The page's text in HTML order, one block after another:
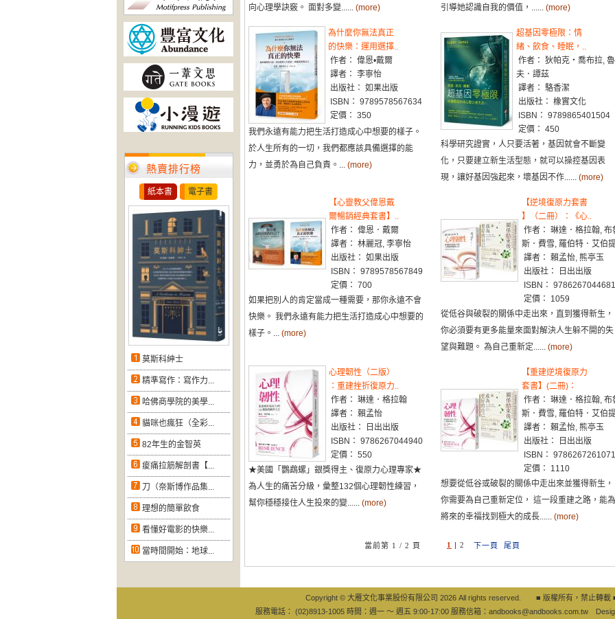
熱賣排行榜
紙本書 電子書
莫斯科紳士
精準寫作：寫作力...
哈佛商學院的美學...
貓咪也瘋狂（全彩...
82年生的金智英
痠痛拉筋解剖書【...
刀（奈斯博作品集...
理想的簡單飲食
看懂好電影的快樂...
當時間開始：地球...
向心理學訣竅。 面對多變...... (more)
引導她認識自我的價值，...... (more)
為什麼你無法真正
的快樂：運用選擇..
作者： 偉恩•戴爾
譯者： 李寧怡
出版社： 如果出版
ISBN： 9789578567634
定價： 350
我們永遠有能力把生活打造成心中想要的樣子。
於人生所有的一切，我們都應該具備選擇的能
力，並勇於為自己負責。... (more)
超基因零極限：情
緒、飲食、睡眠，..
作者： 狄帕克‧喬布拉,
夫．譚茲
譯者： 駱香潔
出版社： 橡實文化
ISBN： 9789865401504
定價： 450
科學研究證實，人只要活著，基因就會不斷變
化，只要建立新生活型態，就可以操控基因表
現，讓好基因強起來，壞基因不作...... (more)
【心靈教父偉恩戴
爾暢銷經典套書】..
作者： 偉恩．戴爾
譯者： 林麗冠, 李寧怡
出版社： 如果出版
ISBN： 9789578567849
定價： 700
如果把別人的肯定當成一種需要，那你永遠不會
快樂。 我們永遠有能力把生活打造成心中想要的
樣子。... (more)
【逆境復原力套書
】（二冊）：《心..
作者： 琳達．格拉翰, 布
斯．費雪, 羅伯特．艾伯
譯者： 賴孟怡, 熊亭玉
出版社： 日出出版
ISBN： 9786267044681
定價： 1059
從低谷與破裂的關係中走出來，直到獲得新生，
你必須要有更多能量來面對解決人生躲不開的失
望與難題。 為自己重新定...... (more)
心理韌性（二版）
：重建挫折復原力..
作者： 琳達．格拉翰
譯者： 賴孟怡
出版社： 日出出版
ISBN： 9786267044940
定價： 550
★美國「鸚鵡螺」銀獎得主、復原力心理專家★
為人生的痛苦分級，彙整132個心理韌性練習，
幫你穩穩接住人生投來的變...... (more)
【重建逆境復原力
套書】(二冊)：
作者： 琳達．格拉翰, 布
斯．費雪, 羅伯特．艾伯
譯者： 賴孟怡, 熊亭玉
出版社： 日出出版
ISBN： 9786267261071
定價： 1110
想要從低谷或破裂的關係中走出來並獲得新生，
你需要為自己重新定位， 這一段重建之路，能為
將來的幸福找到極大的成長...... (more)
當前第 1 / 2 頁 1 | 2 下一頁 尾頁
Copyright © 大雁文化事業股份有限公司 2026 All rights reserved. ■ 版權所有，禁止轉載
服務電話： (02)8913-1005 時間：週一 ～ 週五 9:00-17:00 服務信箱： andbooks@andbooks.com.tw